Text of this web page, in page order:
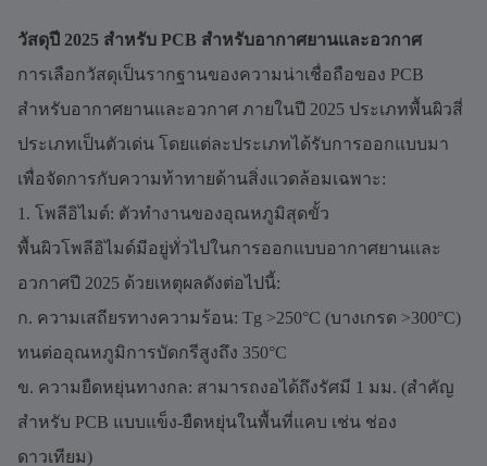
วัสดุปี 2025 สำหรับ PCB สำหรับอากาศยานและอวกาศ
การเลือกวัสดุเป็นรากฐานของความน่าเชื่อถือของ PCB
สำหรับอากาศยานและอวกาศ ภายในปี 2025 ประเภทพื้นผิวสี่
ประเภทเป็นตัวเด่น โดยแต่ละประเภทได้รับการออกแบบมา
เพื่อจัดการกับความท้าทายด้านสิ่งแวดล้อมเฉพาะ:
1. โพลีอิไมด์: ตัวทำงานของอุณหภูมิสุดขั้ว
พื้นผิวโพลีอิไมด์มีอยู่ทั่วไปในการออกแบบอากาศยานและ
อวกาศปี 2025 ด้วยเหตุผลดังต่อไปนี้:
ก. ความเสถียรทางความร้อน: Tg >250°C (บางเกรด >300°C)
ทนต่ออุณหภูมิการบัดกรีสูงถึง 350°C
ข. ความยืดหยุ่นทางกล: สามารถงอได้ถึงรัศมี 1 มม. (สำคัญ
สำหรับ PCB แบบแข็ง-ยืดหยุ่นในพื้นที่แคบ เช่น ช่อง
ดาวเทียม)